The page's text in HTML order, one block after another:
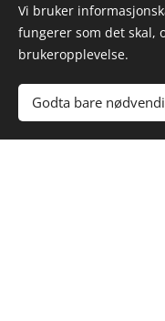
Vi bruker
fungerer som det skal,
brukeropplevelse.
Godta bare